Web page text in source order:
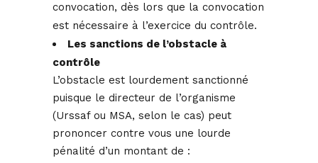
convocation, dès lors que la convocation
est nécessaire à l’exercice du contrôle.
Les sanctions de l’obstacle à
contrôle
L’obstacle est lourdement sanctionné
puisque le directeur de l’organisme
(Urssaf ou MSA, selon le cas) peut
prononcer contre vous une lourde
pénalité d’un montant de :